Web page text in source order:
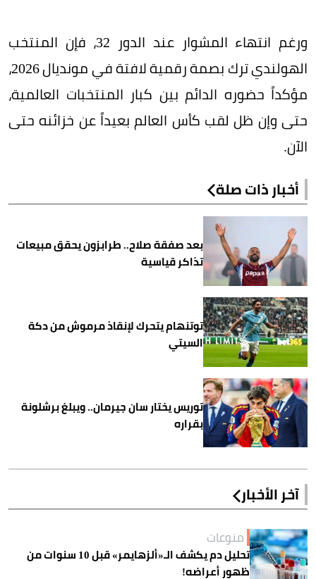
ورغم انتهاء المشوار عند الدور 32، فإن المنتخب
الهولندي ترك بصمة رقمية لافتة في مونديال 2026،
مؤكداً حضوره الدائم بين كبار المنتخبات العالمية،
حتى وإن ظل لقب كأس العالم بعيداً عن خزائنه حتى
الآن.
أخبار ذات صلة
بعد صفقة صلاح.. طرابزون يحقق مبيعات
تذاكر قياسية
توتنهام يتحرك لإنقاذ مرموش من دكة
السيتي
توريس يختار سان جيرمان.. ويبلغ برشلونة
بقراره
آخر الأخبار
منوعات
تحليل دم يكشف الـ«ألزهايمر» قبل 10 سنوات من
ظهور أعراضه!